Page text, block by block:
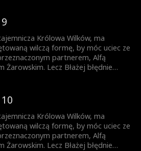
życie ich syna jest zagrożone,
szansa, by Błażej zrozumiał
lecz czy nie będzie już za późno?
Królowa Wilków, ma
wilczą formę, by móc uciec ze
partnerem, Alfą
Żarowskim. Lecz Błażej błędnie
życie ich syna jest zagrożone,
szansa, by Błażej zrozumiał
lecz czy nie będzie już za późno?
Królowa Wilków, ma
wilczą formę, by móc uciec ze
partnerem, Alfą
Żarowskim. Lecz Błażej błędnie